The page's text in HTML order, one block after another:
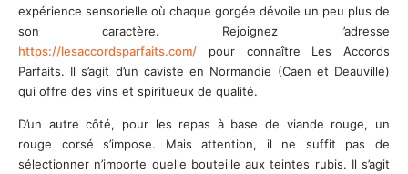
expérience sensorielle où chaque gorgée dévoile un peu plus de
son caractère. Rejoignez l’adresse
https://lesaccordsparfaits.com/ pour connaître Les Accords
Parfaits. Il s’agit d’un caviste en Normandie (Caen et Deauville)
qui offre des vins et spiritueux de qualité.
D’un autre côté, pour les repas à base de viande rouge, un
rouge corsé s’impose. Mais attention, il ne suffit pas de
sélectionner n’importe quelle bouteille aux teintes rubis. Il s’agit